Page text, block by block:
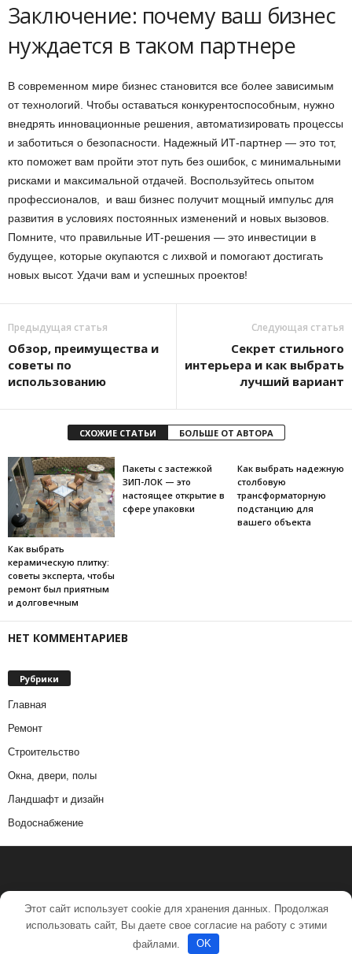
Заключение: почему ваш бизнес
нуждается в таком партнере
В современном мире бизнес становится все более зависимым
от технологий. Чтобы оставаться конкурентоспособным, нужно
внедрять инновационные решения, автоматизировать процессы
и заботиться о безопасности. Надежный ИТ-партнер — это тот,
кто поможет вам пройти этот путь без ошибок, с минимальными
рисками и максимальной отдачей. Воспользуйтесь опытом
профессионалов, и ваш бизнес получит мощный импульс для
развития в условиях постоянных изменений и новых вызовов.
Помните, что правильные ИТ-решения — это инвестиции в
будущее, которые окупаются с лихвой и помогают достигать
новых высот. Удачи вам и успешных проектов!
Предыдущая статья
Обзор, преимущества и
советы по
использованию
Следующая статья
Секрет стильного
интерьера и как выбрать
лучший вариант
СХОЖИЕ СТАТЬИ БОЛЬШЕ ОТ АВТОРА
Как выбрать
керамическую плитку:
советы эксперта, чтобы
ремонт был приятным
и долговечным
Пакеты с застежкой
ЗИП-ЛОК — это
настоящее открытие в
сфере упаковки
Как выбрать надежную
столбовую
трансформаторную
подстанцию для
вашего объекта
НЕТ КОММЕНТАРИЕВ
Рубрики
Главная
Ремонт
Строительство
Окна, двери, полы
Ландшафт и дизайн
Водоснабжение
© 2017-2019
Этот сайт использует cookie для хранения данных. Продолжая
использовать сайт, Вы даете свое согласие на работу с этими
файлами.
OK